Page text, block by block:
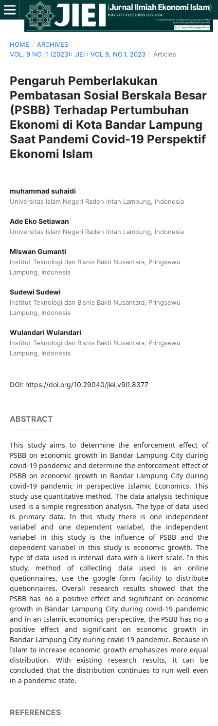
HOME / ARCHIVES /
VOL. 9 NO. 1 (2023): JIEI : VOL.9, NO.1, 2023 / Articles
Pengaruh Pemberlakukan
Pembatasan Sosial Berskala Besar
(PSBB) Terhadap Pertumbuhan
Ekonomi di Kota Bandar Lampung
Saat Pandemi Covid-19 Perspektif
Ekonomi Islam
muhammad suhaidi
Universitas Islam Negeri Raden Intan Lampung, Indonesia
Ade Eko Setiawan
Universitas Islam Negeri Raden Intan Lampung, Indonesia
Miswan Gumanti
Institut Teknologi dan Bisnis Bakti Nusantara, Pringsewu
Lampung, Indonesia
Sudewi Sudewi
Institut Teknologi dan Bisnis Bakti Nusantara, Pringsewu
Lampung, Indonesia
Wulandari Wulandari
Institut Teknologi dan Bisnis Bakti Nusantara, Pringsewu
Lampung, Indonesia
DOI: https://doi.org/10.29040/jiei.v9i1.8377
ABSTRACT
This study aims to determine the enforcement effect of
PSBB on economic growth in Bandar Lampung City during
covid-19 pandemic and determine the enforcement effect of
PSBB on economic growth in Bandar Lampung City during
covid-19 pandemic in perspective Islamic Economics. This
study use quantitative method. The data analysis technique
used is a simple regresstion analysis. The type of data used
is primary data. In this study there is one independent
variabel and one dependent variabel, the independent
variabel in this study is the influence of PSBB and the
dependent variabel in this study is economic growth. The
type of data used is interval data with a likert scale. In this
study, method of collecting data used is an online
quetionnaires, use the google form facility to distribute
quetionnaires. Overall research results showed that the
PSBB has no a positive effect and significant on economic
growth in Bandar Lampung City during covid-19 pandemic
and in an Islamic economics perspective, the PSBB has no a
positive effect and significant on economic growth in
Bandar Lampung City during covid-19 pandemic. Because in
Islam to increase economic growth emphasizes more equal
distribution. With existing research results, it can be
concluded that the distribution continues to run well even
in a pandemic state.
REFERENCES